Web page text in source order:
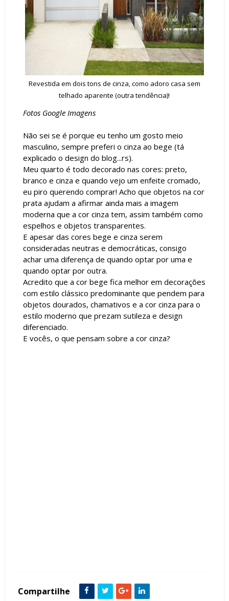
Revestida em dois tons de cinza, como adoro casa sem
telhado aparente (outra tendência)!
Fotos Google Imagens
Não sei se é porque eu tenho um gosto meio
masculino, sempre preferi o cinza ao bege (tá
explicado o design do blog...rs).
Meu quarto é todo decorado nas cores: preto,
branco e cinza e quando vejo um enfeite cromado,
eu piro querendo comprar! Acho que objetos na cor
prata ajudam a afirmar ainda mais a imagem
moderna que a cor cinza tem, assim também como
espelhos e objetos transparentes.
E apesar das cores bege e cinza serem
consideradas neutras e democráticas, consigo
achar uma diferença de quando optar por uma e
quando optar por outra.
Acredito que a cor bege fica melhor em decorações
com estilo clássico predominante que pendem para
objetos dourados, chamativos e a cor cinza para o
estilo moderno que prezam sutileza e design
diferenciado.
E vocês, o que pensam sobre a cor cinza?
Compartilhe